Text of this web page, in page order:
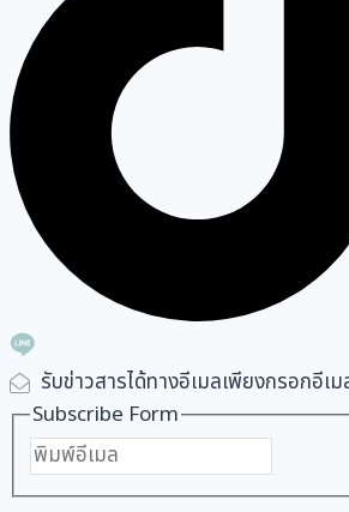
รับข่าวสารได้ทางอีเมลเพียงกรอกอีเ
Subscribe Form